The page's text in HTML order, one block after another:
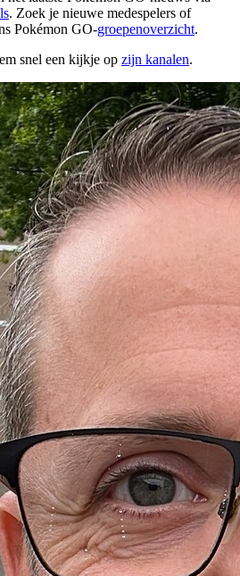
. Zoek je nieuwe medespelers of
Pokémon GO-groepenoverzicht.
snel een kijkje op zijn kanalen.